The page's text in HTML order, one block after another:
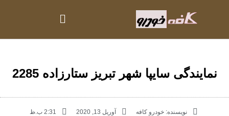
نمایندگی سایپا شهر تبریز ستارزاده 2285
نویسنده:خودرو کافه آوریل 13, 2020 2:31 ب.ظ